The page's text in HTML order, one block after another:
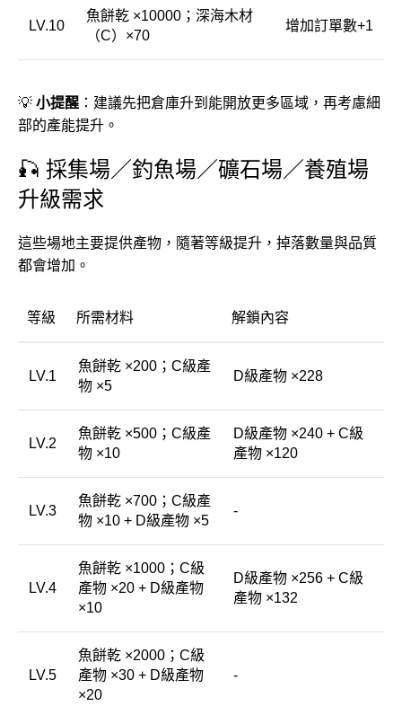
LV.10
魚餅乾 ×10000；深海木材
（C）×70
增加訂單數+1
💡 小提醒 ：建議先把倉庫升到能開放更多區域，再考慮細
部的產能提升。
🎣 採集場／釣魚場／礦石場／養殖場
升級需求
這些場地主要提供產物，隨著等級提升，掉落數量與品質
都會增加。
等級 所需材料 解鎖內容
LV.1
魚餅乾 ×200；C級產
物 ×5
D級產物 ×228
LV.2
魚餅乾 ×500；C級產
物 ×10
D級產物 ×240 + C級
產物 ×120
LV.3
魚餅乾 ×700；C級產
物 ×10 + D級產物 ×5
-
LV.4
魚餅乾 ×1000；C級
產物 ×20 + D級產物
×10
D級產物 ×256 + C級
產物 ×132
LV.5
魚餅乾 ×2000；C級
產物 ×30 + D級產物
×20
-